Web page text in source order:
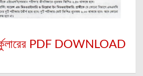
সার্কুলারের PDF DOWNLOAD